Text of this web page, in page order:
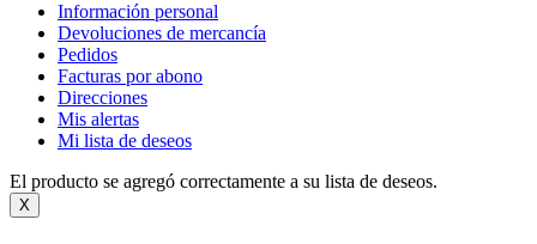
Información personal
Devoluciones de mercancía
Pedidos
Facturas por abono
Direcciones
Mis alertas
Mi lista de deseos
El producto se agregó correctamente a su lista de deseos.
X